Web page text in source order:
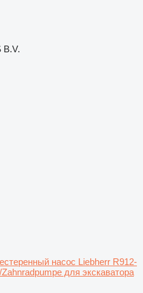
B.V.
насос Liebherr R912-
для экскаватора